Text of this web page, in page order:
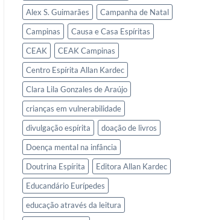
Alex S. Guimarães
Campanha de Natal
Campinas
Causa e Casa Espíritas
CEAK
CEAK Campinas
Centro Espírita Allan Kardec
Clara Lila Gonzales de Araújo
crianças em vulnerabilidade
divulgação espírita
doação de livros
Doença mental na infância
Doutrina Espírita
Editora Allan Kardec
Educandário Eurípedes
educação através da leitura